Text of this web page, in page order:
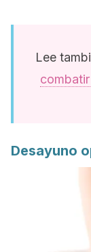
Lee
Desayuno